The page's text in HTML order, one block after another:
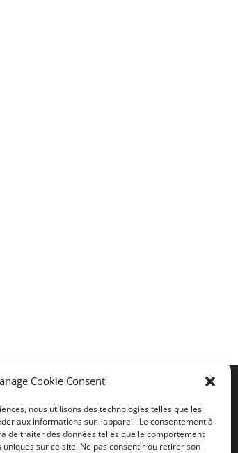
Cookie Consent
nous utilisons des technologies telles que les
aux informations sur l'appareil. Le consentement à
de traiter des données telles que le comportement
sur ce site. Ne pas consentir ou retirer son